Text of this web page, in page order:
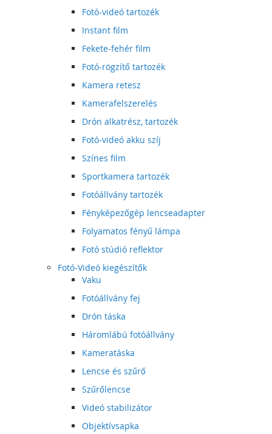
Fotó-videó tartozék
Instant film
Fekete-fehér film
Fotó-rögzítő tartozék
Kamera retesz
Kamerafelszerelés
Drón alkatrész, tartozék
Fotó-videó akku szíj
Színes film
Sportkamera tartozék
Fotóállvány tartozék
Fényképezőgép lencseadapter
Folyamatos fényű lámpa
Fotó stúdió reflektor
Fotó-Videó kiegészítők
Vaku
Fotóállvány fej
Drón táska
Háromlábú fotóállvány
Kameratáska
Lencse és szűrő
Szűrőlencse
Videó stabilizátor
Objektívsapka